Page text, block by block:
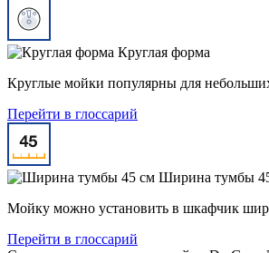
Круглая форма
Круглые мойки популярны для
Перейти в глоссарий
Ширина тумбы
Мойку можно установить в шкафчик
Перейти в глоссарий